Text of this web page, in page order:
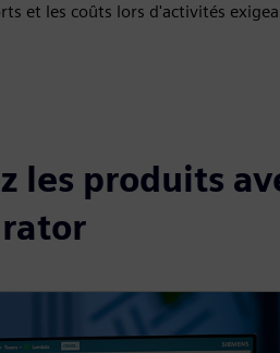
et les coûts lors d'activités
les produits